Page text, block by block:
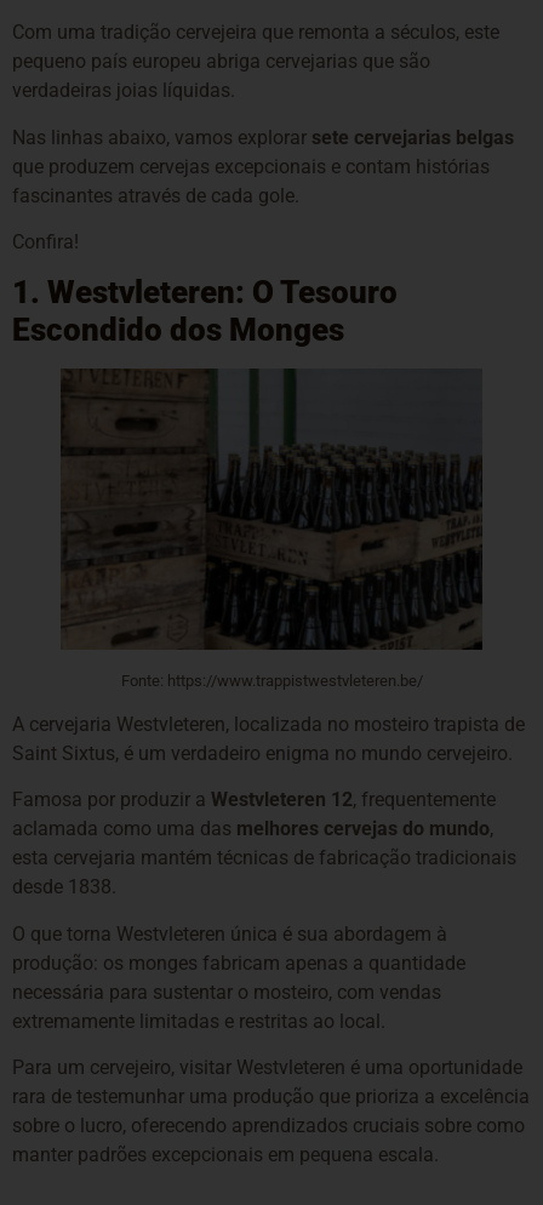
Com uma tradição cervejeira que remonta a séculos, este
pequeno país europeu abriga cervejarias que são
verdadeiras joias líquidas.
Nas linhas abaixo, vamos explorar sete cervejarias belgas
que produzem cervejas excepcionais e contam histórias
fascinantes através de cada gole.
Confira!
1. Westvleteren: O Tesouro
Escondido dos Monges
Fonte: https://www.trappistwestvleteren.be/
A cervejaria Westvleteren, localizada no mosteiro trapista de
Saint Sixtus, é um verdadeiro enigma no mundo cervejeiro.
Famosa por produzir a Westvleteren 12, frequentemente
aclamada como uma das melhores cervejas do mundo,
esta cervejaria mantém técnicas de fabricação tradicionais
desde 1838.
O que torna Westvleteren única é sua abordagem à
produção: os monges fabricam apenas a quantidade
necessária para sustentar o mosteiro, com vendas
extremamente limitadas e restritas ao local.
Para um cervejeiro, visitar Westvleteren é uma oportunidade
rara de testemunhar uma produção que prioriza a excelência
sobre o lucro, oferecendo aprendizados cruciais sobre como
manter padrões excepcionais em pequena escala.